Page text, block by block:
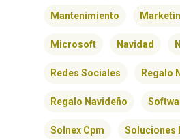
Mantenimiento
Microsoft Navidad
Redes Sociales Regalo
Regalo Navideño
Solnex Cpm Soluciones